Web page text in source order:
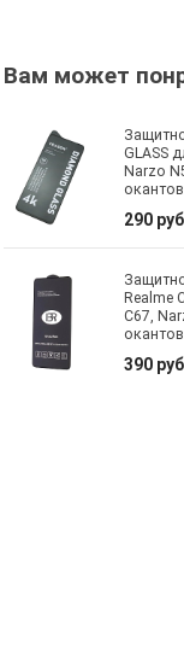
Вам может
GLASS
Narzo
290
Realme
C67,
390